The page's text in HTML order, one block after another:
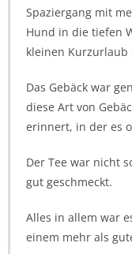
Spaziergang mit
Hund in die tiefen
kleinen Kurzurlaub
Das Gebäck war
diese Art von
erinnert, in der es
Der Tee war nicht
gut geschmeckt.
Alles in allem war
einem mehr als